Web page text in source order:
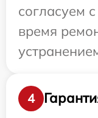
согласуем
время
4